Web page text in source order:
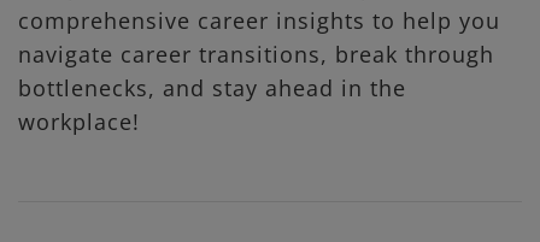
comprehensive career insights to help you
navigate career transitions, break through
bottlenecks, and stay ahead in the
workplace!